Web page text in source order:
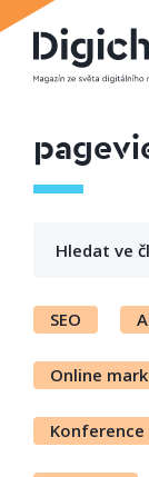
SEO
Online
Konference